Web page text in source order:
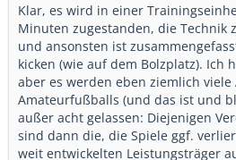
Klar, es wird in einer
Minuten zugestanden, die Technik
und ansonsten ist
kicken (wie auf dem Bolzplatz). Ich
aber es werden eben ziemlich viele
Amateurfußballs (und das ist und
außer acht gelassen: Diejenigen
sind dann die, die Spiele ggf.
weit entwickelten Leistungsträger